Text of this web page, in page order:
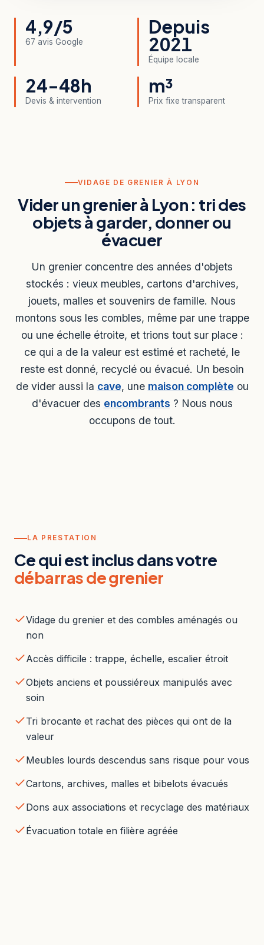
4,9/5
67 avis Google
Depuis
2021
Équipe locale
24-48h
Devis & intervention
m³
Prix fixe transparent
VIDAGE DE GRENIER À LYON
Vider un grenier à Lyon : tri des
objets à garder, donner ou
évacuer
Un grenier concentre des années d'objets
stockés : vieux meubles, cartons d'archives,
jouets, malles et souvenirs de famille. Nous
montons sous les combles, même par une trappe
ou une échelle étroite, et trions tout sur place :
ce qui a de la valeur est estimé et racheté, le
reste est donné, recyclé ou évacué. Un besoin
de vider aussi la cave, une maison complète ou
d'évacuer des encombrants ? Nous nous
occupons de tout.
LA PRESTATION
Ce qui est inclus dans votre
débarras de grenier
Vidage du grenier et des combles aménagés ou
non
Accès difficile : trappe, échelle, escalier étroit
Objets anciens et poussiéreux manipulés avec
soin
Tri brocante et rachat des pièces qui ont de la
valeur
Meubles lourds descendus sans risque pour vous
Cartons, archives, malles et bibelots évacués
Dons aux associations et recyclage des matériaux
Évacuation totale en filière agréée